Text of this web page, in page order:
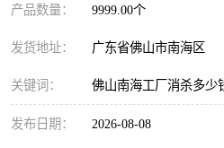
产品数量： 9999.00个
发货地址： 广东省佛山市南海区
关键词： 佛山南海工厂消杀多少
发布日期： 2026-08-08